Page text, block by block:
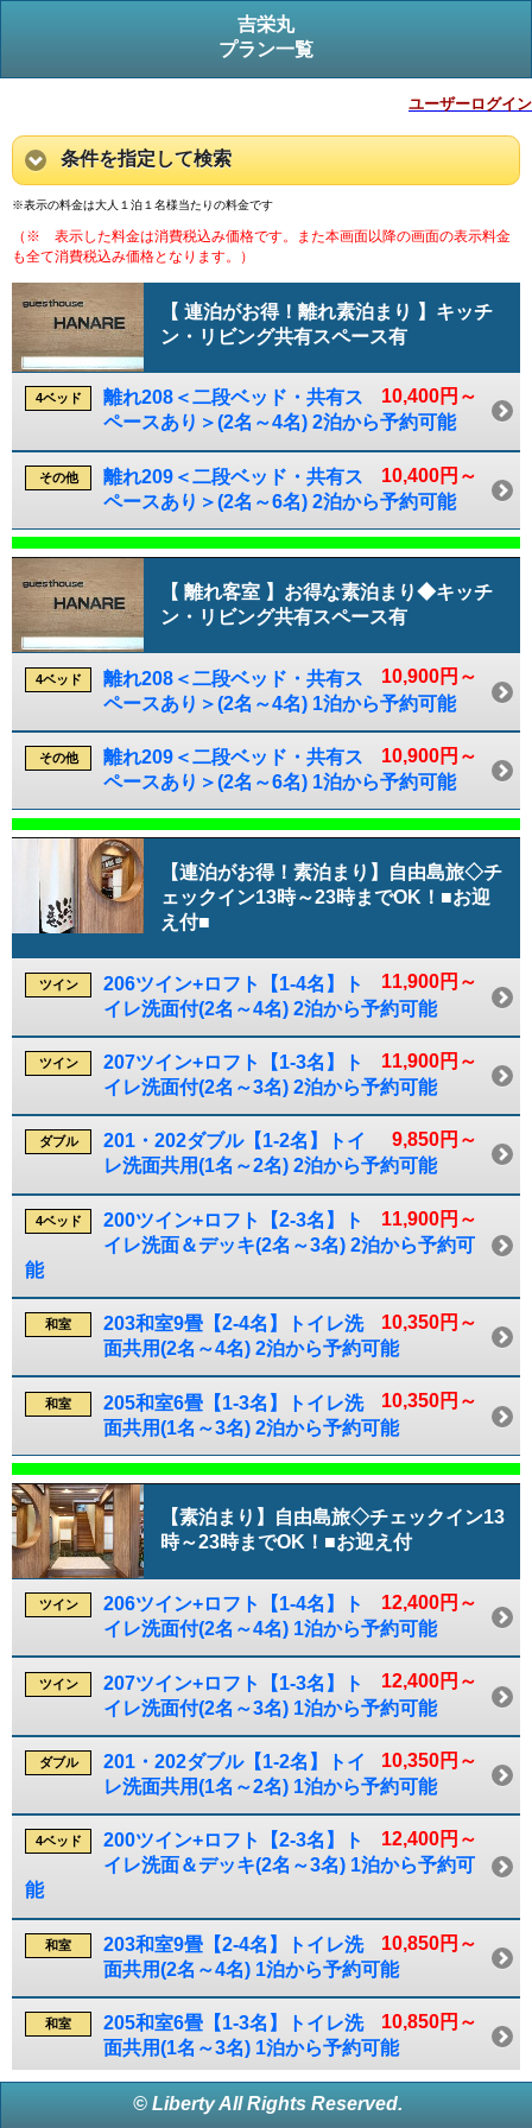
吉栄丸
プラン一覧
ユーザーログイン
条件を指定して検索
※表示の料金は大人１泊１名様当たりの料金です
（※ 表示した料金は消費税込み価格です。また本画面以降の画面の表示料金
も全て消費税込み価格となります。）
【 連泊がお得！離れ素泊まり 】キッチ
ン・リビング共有スペース有
10,400円～
4ベッド
離れ208＜二段ベッド・共有ス
ペースあり＞(2名～4名) 2泊から予約可能
10,400円～
その他
離れ209＜二段ベッド・共有ス
ペースあり＞(2名～6名) 2泊から予約可能
【 離れ客室 】お得な素泊まり◆キッチ
ン・リビング共有スペース有
10,900円～
4ベッド
離れ208＜二段ベッド・共有ス
ペースあり＞(2名～4名) 1泊から予約可能
10,900円～
その他
離れ209＜二段ベッド・共有ス
ペースあり＞(2名～6名) 1泊から予約可能
【連泊がお得！素泊まり】自由島旅◇チ
ェックイン13時～23時までOK！■お迎
え付■
11,900円～
ツイン
206ツイン+ロフト【1-4名】ト
イレ洗面付(2名～4名) 2泊から予約可能
11,900円～
ツイン
207ツイン+ロフト【1-3名】ト
イレ洗面付(2名～3名) 2泊から予約可能
9,850円～
ダブル
201・202ダブル【1-2名】トイ
レ洗面共用(1名～2名) 2泊から予約可能
11,900円～
4ベッド
200ツイン+ロフト【2-3名】ト
イレ洗面＆デッキ(2名～3名) 2泊から予約可
能
10,350円～
和室
203和室9畳【2-4名】トイレ洗
面共用(2名～4名) 2泊から予約可能
10,350円～
和室
205和室6畳【1-3名】トイレ洗
面共用(1名～3名) 2泊から予約可能
【素泊まり】自由島旅◇チェックイン13
時～23時までOK！■お迎え付
12,400円～
ツイン
206ツイン+ロフト【1-4名】ト
イレ洗面付(2名～4名) 1泊から予約可能
12,400円～
ツイン
207ツイン+ロフト【1-3名】ト
イレ洗面付(2名～3名) 1泊から予約可能
10,350円～
ダブル
201・202ダブル【1-2名】トイ
レ洗面共用(1名～2名) 1泊から予約可能
12,400円～
4ベッド
200ツイン+ロフト【2-3名】ト
イレ洗面＆デッキ(2名～3名) 1泊から予約可
能
10,850円～
和室
203和室9畳【2-4名】トイレ洗
面共用(2名～4名) 1泊から予約可能
10,850円～
和室
205和室6畳【1-3名】トイレ洗
面共用(1名～3名) 1泊から予約可能
© Liberty All Rights Reserved.